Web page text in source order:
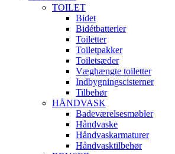
TOILET
Bidet
Bidétbatterier
Toiletter
Toiletpakker
Toiletsæder
Væghængte toiletter
Indbygningscisterner
Tilbehør
HÅNDVASK
Badeværelsesmøbler
Håndvaske
Håndvaskarmaturer
Håndvasktilbehør